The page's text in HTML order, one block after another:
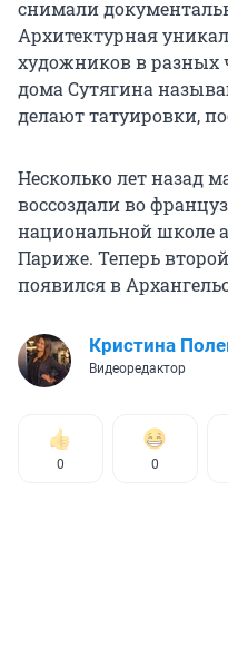
снимали
Архитектурная
художников в разных
дома Сутягина
делают татуировки,
Несколько лет назад
воссоздали во
национальной школе
Париже. Теперь
появился в
Кристина
Видеоредактор
0 0